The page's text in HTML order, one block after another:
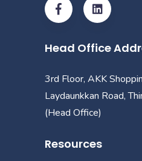
Head Office
3rd Floor, AKK
Laydaunkkan Road,
(Head Office)
Resources